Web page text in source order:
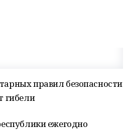
правил безопасности
гибели
ежегодно